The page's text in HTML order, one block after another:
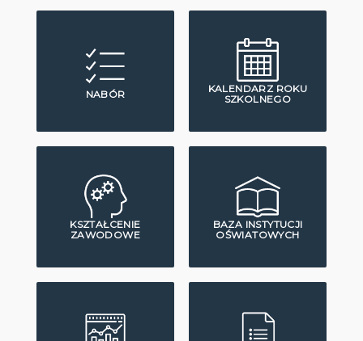
NABÓR
KALENDARZ ROKU
SZKOLNEGO
KSZTAŁCENIE
ZAWODOWE
BAZA INSTYTUCJI
OŚWIATOWYCH